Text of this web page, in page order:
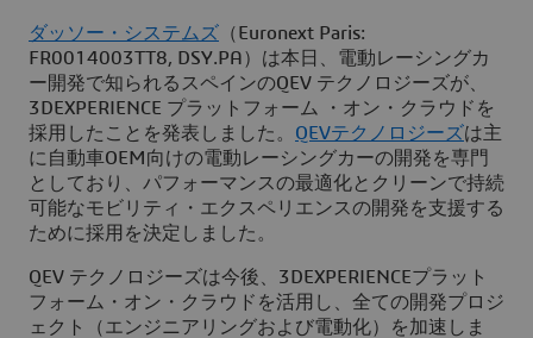
ダッソー・システムズ （Euronext Paris:
FR0014003TT8, DSY.PA）は本日、電動レーシングカ
ー開発で知られるスペインのQEV テクノロジーズが、
3DEXPERIENCE プラットフォーム ・オン・クラウドを
採用したことを発表しました。 QEVテクノロジーズは主
に自動車OEM向けの電動レーシングカーの開発を専門
としており、パフォーマンスの最適化とクリーンで持続
可能なモビリティ・エクスペリエンスの開発を支援する
ために採用を決定しました。
QEV テクノロジーズは今後、3DEXPERIENCEプラット
フォーム・オン・クラウドを活用し、全ての開発プロジ
ェクト（エンジニアリングおよび電動化）を加速しま